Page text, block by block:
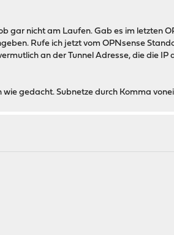
gar nicht am Laufen. Gab es im letzten
Rufe ich jetzt vom OPNsense
an der Tunnel Adresse, die die
gedacht. Subnetze durch Komma